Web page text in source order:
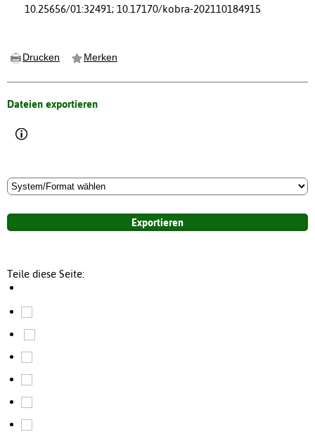
10.25656/01:32491; 10.17170/kobra-202110184915
Drucken Merken
Dateien exportieren
Teile diese Seite: